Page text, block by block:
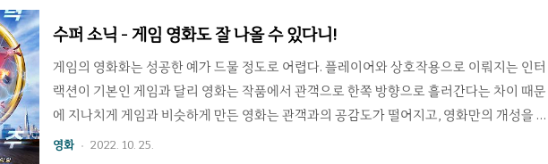
다. 문제는 마동석이 연기하는 마석도 형사의 파워 또한 전편에서 업그레이드 되었다는 점이
수퍼 소닉 - 게임 영화도 잘 나올 수 있다니!
게임의 영화화는 성공한 예가 드물 정도로 어렵다. 플레이어와 상호작용으로 이뤄지는 인터
랙션이 기본인 게임과 달리 영화는 작품에서 관객으로 한쪽 방향으로 흘러간다는 차이 때문
에 지나치게 게임과 비슷하게 만든 영화는 관객과의 공감도가 떨어지고, 영화만의 개성을 추
구하다 보면 원작과 달라져 외면받는다. 특히 원작 게임에 아예 관심이 없는 이가 감독이나
영화 2022. 10. 25.